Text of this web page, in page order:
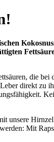
die
direkt
unsere
werden: Mit